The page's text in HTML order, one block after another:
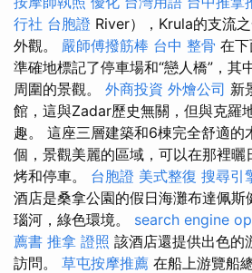
行社 台胞證 River），Krula的支流
外觀。 嚴師傅撥筋棒 台中 整骨 在
準確地標記了停車場和“戀人橋”，其
周圍的景觀。 外商投資 外燴公司 新
館，這與Zadar歷史無關，但與克羅
趣。 這座三層建築和6棟完全舒適的
個，景觀美麗的區域，可以在那裡曬
烤和停車。 台胞證 美式整復 搜尋引
酒店是桑拿公園的假日海灘布達佩斯
瑙河，綠色環境。 search engine
薦書 推拿 證照 該酒店還提供出色的
訪問。 草屯按摩推薦 在船上游覽船